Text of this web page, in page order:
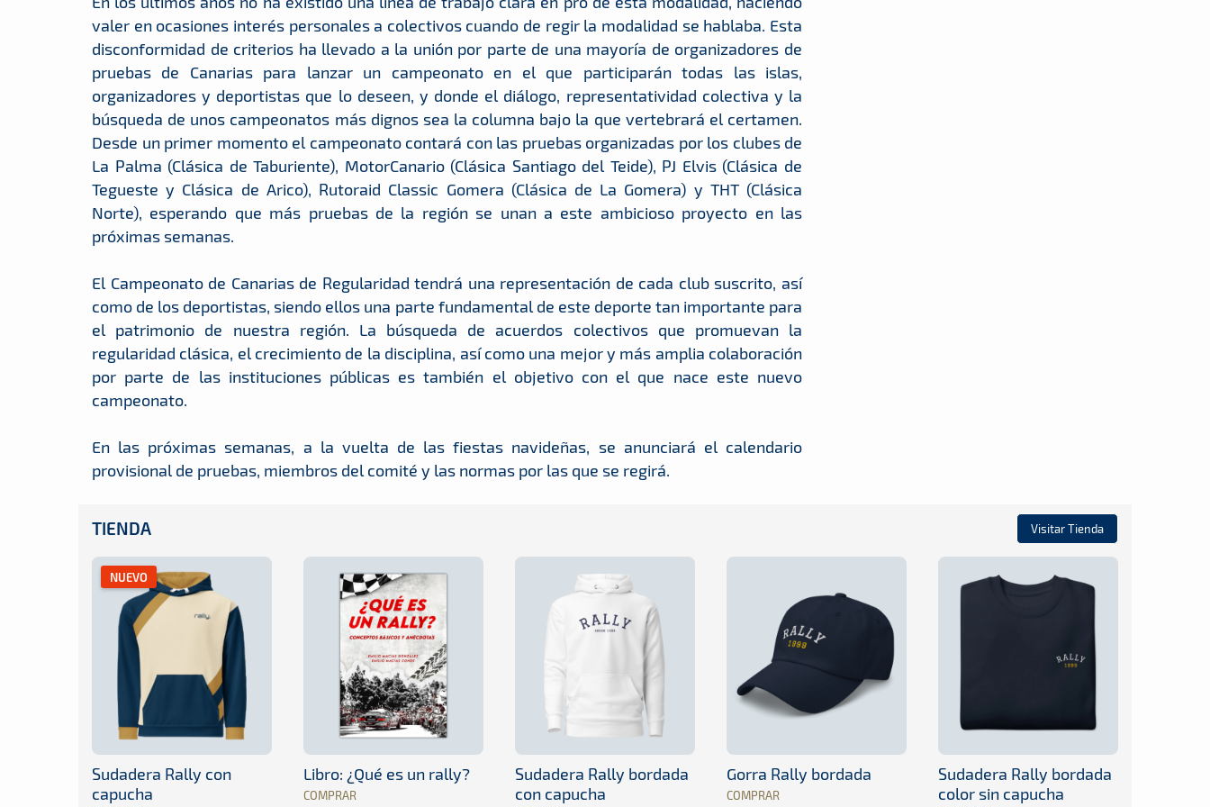
valer en ocasiones interés personales a colectivos cuando de regir la modalidad se hablaba. Esta
disconformidad de criterios ha llevado a la unión por parte de una mayoría de organizadores de
pruebas de Canarias para lanzar un campeonato en el que participarán todas las islas,
organizadores y deportistas que lo deseen, y donde el diálogo, representatividad colectiva y la
búsqueda de unos campeonatos más dignos sea la columna bajo la que vertebrará el certamen.
Desde un primer momento el campeonato contará con las pruebas organizadas por los clubes de
La Palma (Clásica de Taburiente), MotorCanario (Clásica Santiago del Teide), PJ Elvis (Clásica de
Tegueste y Clásica de Arico), Rutoraid Classic Gomera (Clásica de La Gomera) y THT (Clásica
Norte), esperando que más pruebas de la región se unan a este ambicioso proyecto en las
próximas semanas.
El Campeonato de Canarias de Regularidad tendrá una representación de cada club suscrito, así
como de los deportistas, siendo ellos una parte fundamental de este deporte tan importante para
el patrimonio de nuestra región. La búsqueda de acuerdos colectivos que promuevan la
regularidad clásica, el crecimiento de la disciplina, así como una mejor y más amplia colaboración
por parte de las instituciones públicas es también el objetivo con el que nace este nuevo
campeonato.
En las próximas semanas, a la vuelta de las fiestas navideñas, se anunciará el calendario
provisional de pruebas, miembros del comité y las normas por las que se regirá.
TIENDA Visitar Tienda
NUEVO
Sudadera Rally con
capucha
Libro: ¿Qué es un rally?
COMPRAR
Sudadera Rally bordada
con capucha
Gorra Rally bordada
COMPRAR
Sudadera Rally bordada
color sin capucha